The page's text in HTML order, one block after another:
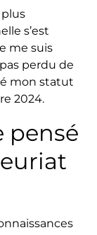
s’est
me suis
perdu de
mon statut
2024.
pensé